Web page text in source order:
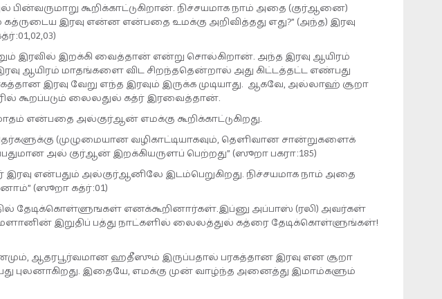
கூறிக்காட்டுகிறான். நிச்சயமாக நாம் அதை (குர்ஆனை)
இரவு என்ன என்பதை உமக்கு அறிவித்தது எது?” (அந்த) இரவு
இறக்கி வைத்தான் என்று சொல்கிறான். அந்த இரவு ஆயிரம்
ஆயிரம் மாதங்களை விட சிறந்ததென்றால் அது கிட்டத்தட்ட எண்பது
இரவு வேறு எந்த இரவும் இருக்க முடியாது. ஆகவே, அல்லாஹ் சூறா
கூறப்படும் லைலதுல் கத்ர் இரவைத்தான்.
என்பதை அல்குர்ஆன் எமக்கு கூறிக்காட்டுகிறது.
(முழுமையான வழிகாட்டியாகவும், தெளிவான சான்றுகளைக்
அல் குர்ஆன் இறக்கியருளப் பெற்றது” (ஸூறா பகரா:185)
என்பதும் அல்குர்ஆனிலே இடம்பெறுகிறது. நிச்சயமாக நாம் அதை
(ஸூறா கத்ர்:01)
தேடிக்கொள்ளுஙகள் எனக்கூறினார்கள்.இப்னு அப்பாஸ் (ரலி) அவர்கள்
இறுதிப் பத்து நாட்களில் லைலத்துல் கத்ரை தேடிக்கொள்ளுங்கள்!
ஆதரபூர்வமான ஹதீஸும் இருப்பதால் பரகத்தான இரவு என சூறா
புலனாகிறது. இதையே, எமக்கு முன் வாழ்ந்த அனைத்து இமாம்களும்